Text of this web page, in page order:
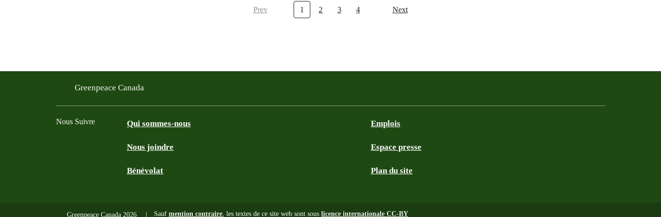
Prev 1 2 3 4 Next
Greenpeace Canada
Nous Suivre Qui sommes-nous
Nous joindre
Bénévolat
Emplois
Espace presse
Plan du site
Greenpeace Canada 2026 Sauf mention contraire, les textes de ce site web sont sous licence internationale CC-BY